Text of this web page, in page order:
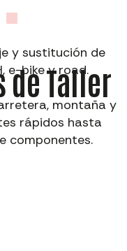
de Taller
y sustitución de
e-bike y road.
montaña y
rápidos hasta
componentes.